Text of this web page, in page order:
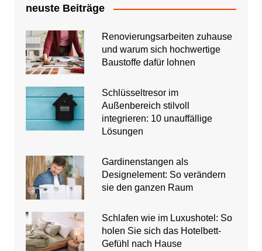
neuste Beiträge
Renovierungsarbeiten zuhause
und warum sich hochwertige
Baustoffe dafür lohnen
Schlüsseltresor im
Außenbereich stilvoll
integrieren: 10 unauffällige
Lösungen
Gardinenstangen als
Designelement: So verändern
sie den ganzen Raum
Schlafen wie im Luxushotel: So
holen Sie sich das Hotelbett-
Gefühl nach Hause